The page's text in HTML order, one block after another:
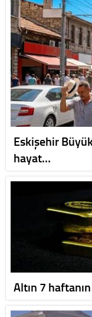
Eskişehir
hayat…
Altın 7